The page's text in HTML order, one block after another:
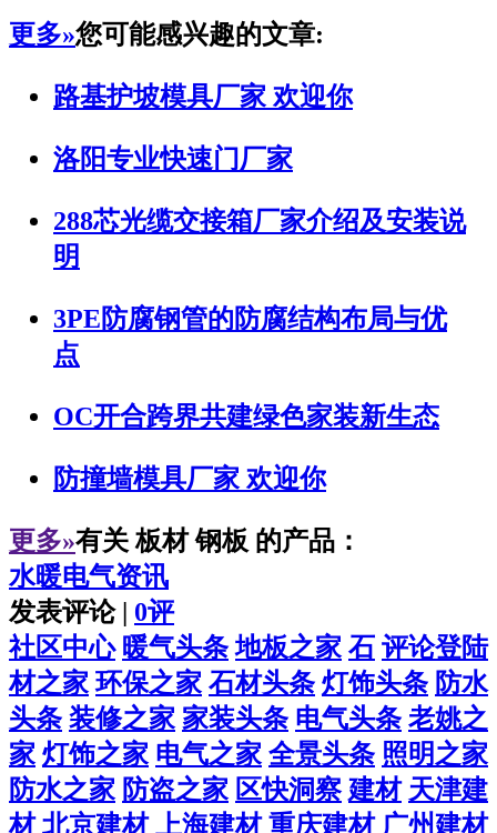
更多»您可能感兴趣的文章:
路基护坡模具厂家 欢迎你
洛阳专业快速门厂家
288芯光缆交接箱厂家介绍及安装说
明
3PE防腐钢管的防腐结构布局与优
点
OC开合跨界共建绿色家装新生态
防撞墙模具厂家 欢迎你
更多»有关板材 钢板 的产品：
水暖电气资讯
发表评论 | 0评
评论登陆
社区中心 暖气头条 地板之家 石
材之家 环保之家 石材头条 灯饰头条 防水
头条 装修之家 家装头条 电气头条 老姚之
家 灯饰之家 电气之家 全景头条 照明之家
防水之家 防盗之家 区快洞察 建材 天津建
材 北京建材 上海建材 重庆建材 广州建材